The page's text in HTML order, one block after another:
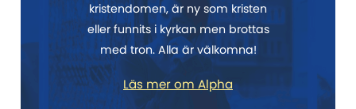
kristendomen, är ny som kristen
eller funnits i kyrkan men brottas
med tron. Alla är välkomna!
Läs mer om Alpha